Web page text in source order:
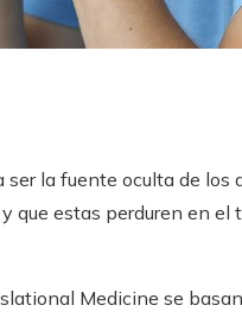
ser la fuente oculta de los
que estas perduren en el
Medicine se